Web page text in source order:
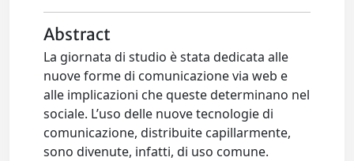
Abstract
La giornata di studio è stata dedicata alle
nuove forme di comunicazione via web e
alle implicazioni che queste determinano nel
sociale. L’uso delle nuove tecnologie di
comunicazione, distribuite capillarmente,
sono divenute, infatti, di uso comune.